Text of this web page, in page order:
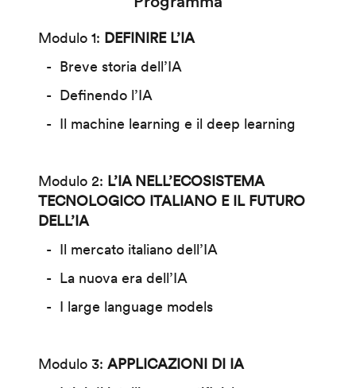
Modulo 1: DEFINIRE L’IA
Breve storia dell’IA
Definendo l’IA
Il machine learning e il deep learning
Modulo 2: L’IA NELL’ECOSISTEMA
TECNOLOGICO ITALIANO E IL FUTURO
DELL’IA
Il mercato italiano dell’IA
La nuova era dell’IA
I large language models
Modulo 3: APPLICAZIONI DI IA